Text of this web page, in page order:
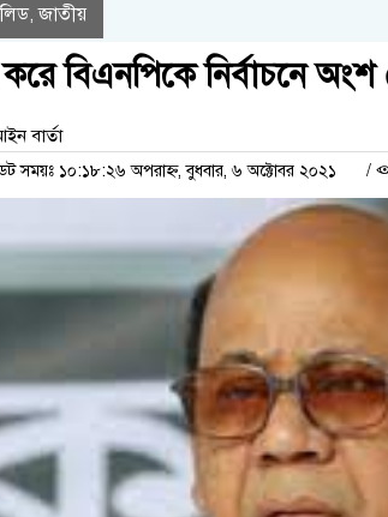
,জাতীয়
বিএনপিকে নির্বাচনে
বার্তা
সময়ঃ ১০:১৮:২৬ অপরাহ্ন, বুধবার, ৬ অক্টোবর ২০২১ /